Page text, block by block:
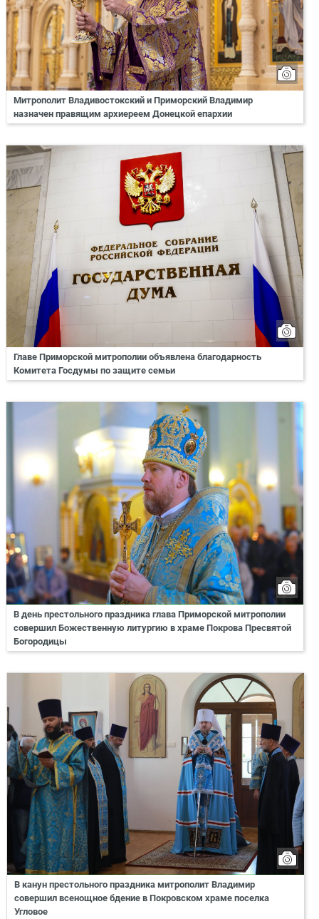
Митрополит Владивостокский и Приморский Владимир
назначен правящим архиереем Донецкой епархии
Главе Приморской митрополии объявлена благодарность
Комитета Госдумы по защите семьи
В день престольного праздника глава Приморской митрополии
совершил Божественную литургию в храме Покрова Пресвятой
Богородицы
В канун престольного праздника митрополит Владимир
совершил всенощное бдение в Покровском храме поселка
Угловое